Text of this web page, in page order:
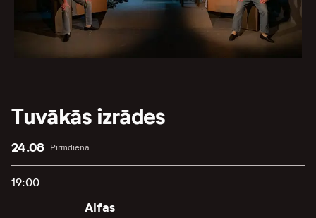
Tuvākās izrādes
Pirmdiena
24.08
19:00
Alfas